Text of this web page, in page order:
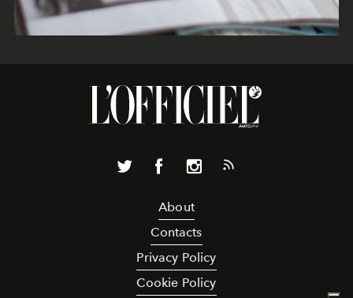
About
Contacts
Privacy Policy
Cookie Policy